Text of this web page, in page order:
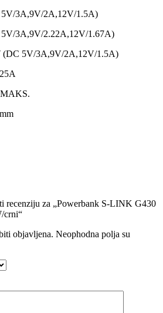
3A,9V/2A,12V/1.5A)
3A,9V/2.22A,12V/1.67A)
(DC 5V/3A,9V/2A,12V/1.5A)
recenziju za „Powerbank S-LINK G430
crni“
objavljena. Neophodna polja su